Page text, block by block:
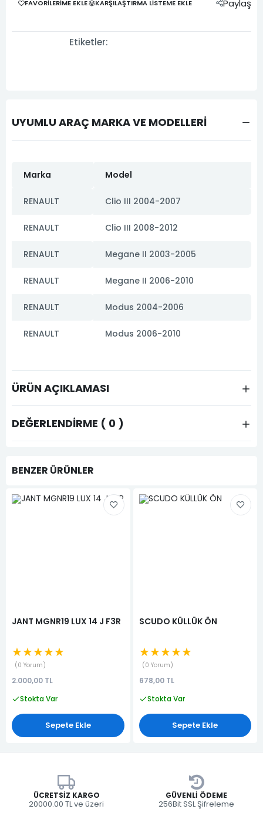
FAVORILERIME EKLE KARŞILAŞTIRMA LISTEME EKLE Paylaş
Etiketler:
UYUMLU ARAÇ MARKA VE MODELLERİ
Marka Model
RENAULT Clio III 2004-2007
RENAULT Clio III 2008-2012
RENAULT Megane II 2003-2005
RENAULT Megane II 2006-2010
RENAULT Modus 2004-2006
RENAULT Modus 2006-2010
ÜRÜN AÇIKLAMASI
DEĞERLENDIRME ( 0 )
BENZER ÜRÜNLER
JANT MGNR19 LUX 14 J F3R
★★★★★
0 Yorum
2.000,00 TL
Stokta Var
Sepete Ekle
SCUDO KÜLLÜK ÖN
★★★★★
0 Yorum
678,00 TL
Stokta Var
Sepete Ekle
ÜCRETSIZ KARGO
20000.00 TL ve üzeri
GÜVENLI ÖDEME
256Bit SSL Şifreleme